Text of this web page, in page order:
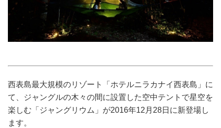
トラベル
占い
性と愛
西表島最大規模のリゾート「ホテルニラカナイ西表島」に
て、ジャングルの木々の間に設置した空中テントで星空を
楽しむ「ジャングリウム」が2016年12月28日に新登場し
ます。